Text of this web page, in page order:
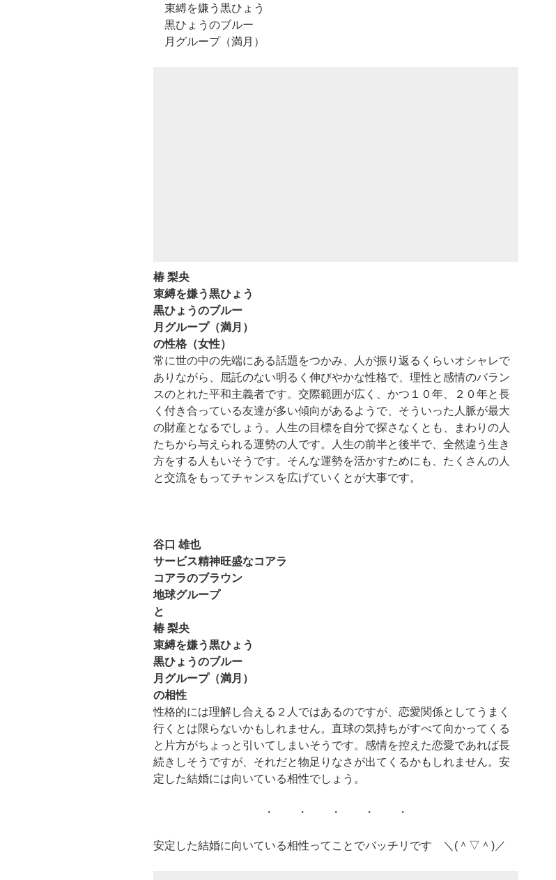
束縛を嫌う黒ひょう
黒ひょうのブルー
月グループ（満月）
椿 梨央
束縛を嫌う黒ひょう
黒ひょうのブルー
月グループ（満月）
の性格（女性）
常に世の中の先端にある話題をつかみ、人が振り返るくらいオシャレで
ありながら、屈託のない明るく伸びやかな性格で、理性と感情のバラン
スのとれた平和主義者です。交際範囲が広く、かつ１０年、２０年と長
く付き合っている友達が多い傾向があるようで、そういった人脈が最大
の財産となるでしょう。人生の目標を自分で探さなくとも、まわりの人
たちから与えられる運勢の人です。人生の前半と後半で、全然違う生き
方をする人もいそうです。そんな運勢を活かすためにも、たくさんの人
と交流をもってチャンスを広げていくとが大事です。
谷口 雄也
サービス精神旺盛なコアラ
コアラのブラウン
地球グループ
と
椿 梨央
束縛を嫌う黒ひょう
黒ひょうのブルー
月グループ（満月）
の相性
性格的には理解し合える２人ではあるのですが、恋愛関係としてうまく
行くとは限らないかもしれません。直球の気持ちがすべて向かってくる
と片方がちょっと引いてしまいそうです。感情を控えた恋愛であれば長
続きしそうですが、それだと物足りなさが出てくるかもしれません。安
定した結婚には向いている相性でしょう。
・ ・ ・ ・ ・
安定した結婚に向いている相性ってことでバッチリです ＼(＾▽＾)／